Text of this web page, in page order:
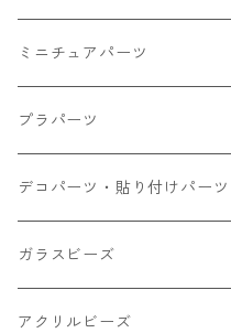
ミニチュアパーツ
大きいパーツ グラス系
小さいパーツ グラス系
小物
カップ
プラパーツ
ナスカン カニカン
リング イヤリング パーツ
チェーンパーツ
デコパーツ・貼り付けパーツ
食べ物系
キャンディ
アニマル系
ガラスビーズ
ミレフィオリ
アクリルビーズ